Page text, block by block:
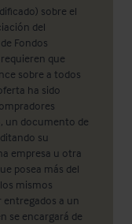
sobre el
del
Fondos
que
sobre a todos
ha sido
un documento de
su
empresa u otra
posea más del
mismos
entregados a un
se encargará de